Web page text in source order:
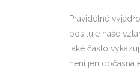
Pravidelné
posiluje naše
také často
není jen dočasná